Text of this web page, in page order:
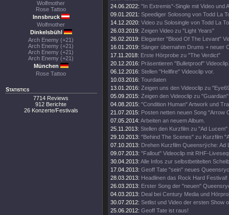
Wolfmother
Rose Tattoo
Innsbruck
Wolfmother
Dinkelsbühl
Arch Enemy (+21)
Arch Enemy (+21)
Arch Enemy (+21)
Arch Enemy (+21)
München
Rose Tattoo
Statistics
7714 Reviews
912 Berichte
26 Konzerte/Festivals
24.06.2022: "In Extremis"-Single mit Video und
09.01.2021: Speediger Solosong von Todd La
14.12.2020: Video zu Solosingle von Todd La
26.03.2019: Zeigen Video zu "Light Years"
26.02.2019: Eleganter "Blood Of The Levant"
16.01.2019: Sänger übernahm Drums + neuer
17.11.2018: Erste Hörprobe zu "The Verdict"
20.12.2016: Präsentieren "Bulletproof" Videoclip.
06.12.2016: Stellen "Hellfire" Videoclip vor.
10.03.2016: Tourdaten
13.01.2016: Zeigen uns den Videoclip zu
05.09.2015: Zeigen den Videoclip zu
04.08.2015: "Condition Human" Artwork und
21.07.2015: Posten netten neuen Song "Arrow
07.05.2014: Arbeiten an neuem Album.
25.11.2013: Stellen den Kurzfilm zu "Ad Lucem"
29.10.2013: "Behind The Scenes" zu Kurzfilm
07.10.2013: Drehen Kurzfilm Queensrÿche: Ad
09.07.2013: "Fallout" Videoclip mit RHF-
30.04.2013: Alle Infos zur selbstbetitelten
17.04.2013: Geoff Tate "sein" neues
28.03.2013: Headlinen das Rock Hard Festival!
26.03.2013: Erster Song der "neuen"
04.03.2013: Deal bei Century Media und
30.07.2012: Setlist und Video der ersten Show
25.06.2012: Geoff Tate ist raus!